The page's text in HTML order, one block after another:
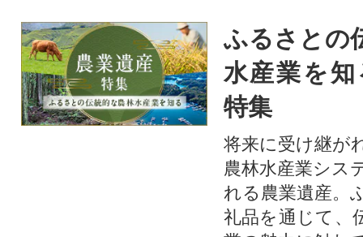
ふるさとの
水産業を
特集
将来に受け継が
農林水産業シス
れる農業遺産。
礼品を通じて、